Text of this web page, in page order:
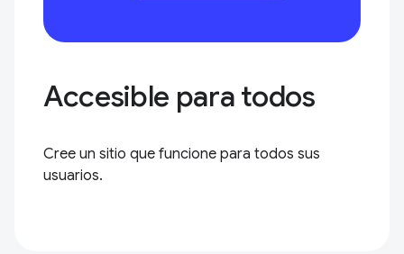
Accesible para todos
Cree un sitio que funcione para todos sus
usuarios.